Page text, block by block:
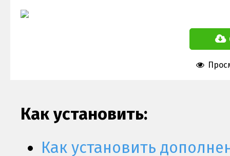
Как установить:
Как установить